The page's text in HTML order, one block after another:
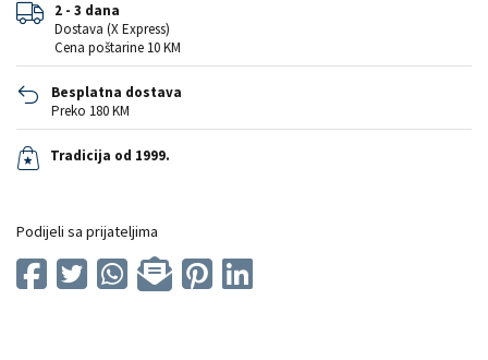
2 - 3 dana
Dostava (X Express)
Cena poštarine 10 KM
Besplatna dostava
Preko 180 KM
Tradicija od 1999.
Podijeli sa prijateljima